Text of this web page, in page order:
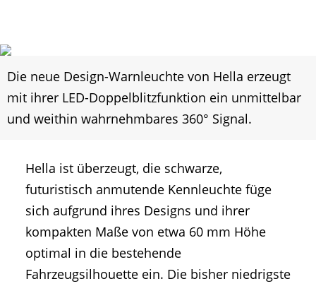
Die neue Design-Warnleuchte von Hella erzeugt
mit ihrer LED-Doppelblitzfunktion ein unmittelbar
und weithin wahrnehmbares 360° Signal.
Hella ist überzeugt, die schwarze,
futuristisch anmutende Kennleuchte füge
sich aufgrund ihres Designs und ihrer
kompakten Maße von etwa 60 mm Höhe
optimal in die bestehende
Fahrzeugsilhouette ein. Die bisher niedrigste